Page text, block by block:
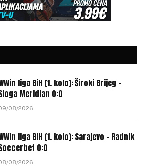
liga BiH (1. kolo): Široki Brijeg –
Meridian 0:0
08/2026
liga BiH (1. kolo): Sarajevo – Radnik
0:0
08/2026